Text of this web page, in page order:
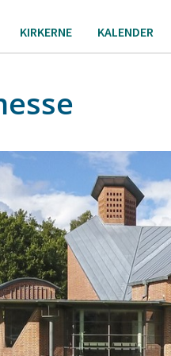
KIRKERNE KALENDER